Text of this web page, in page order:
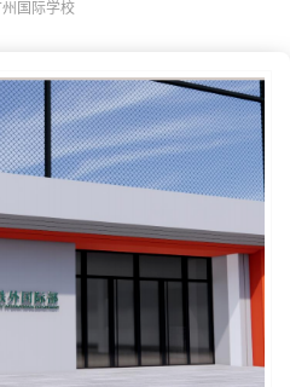
州国际学校